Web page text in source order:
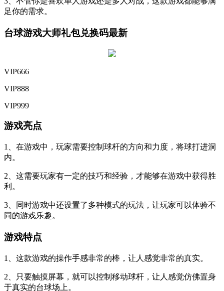
足你的需求。
台球游戏大师礼包兑换码最新
VIP666
VIP888
VIP999
游戏亮点
1、在游戏中，玩家需要控制球杆的方向和力度，将球打进洞
内。
2、这需要玩家有一定的技巧和经验，才能够在游戏中获得胜
利。
3、同时游戏中还设置了多种模式的玩法，让玩家可以体验不
同的游戏乐趣。
游戏特点
1、这款游戏的操作手感非常的棒，让人感觉非常的真实。
2、只要触摸屏幕，就可以控制移动球杆，让人感觉仿佛置身
于真实的台球场上。